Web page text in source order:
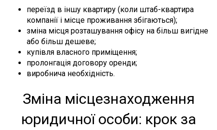
переїзд в іншу квартиру (коли штаб-квартира
компанії і місце проживання збігаються);
зміна місця розташування офісу на більш вигідне
або більш дешеве;
купівля власного приміщення;
пролонгація договору оренди;
виробнича необхідність.
Зміна місцезнаходження
юридичної особи: крок за